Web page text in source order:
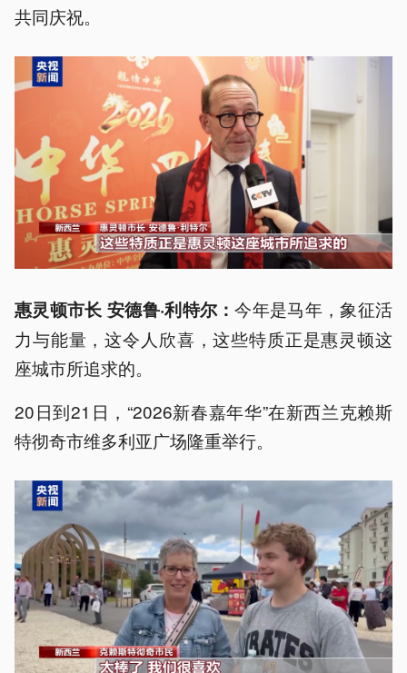
共同庆祝。
惠灵顿市长 安德鲁·利特尔：今年是马年，象征活
力与能量，这令人欣喜，这些特质正是惠灵顿这
座城市所追求的。
20日到21日，“2026新春嘉年华”在新西兰克赖斯
特彻奇市维多利亚广场隆重举行。